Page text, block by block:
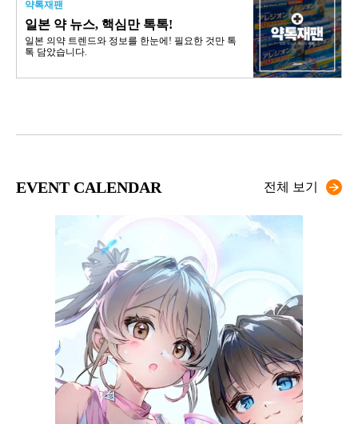
약톡재팬
일본 약 뉴스, 핵심만 톡톡!
일본 의약 트렌드와 정보를 한눈에! 필요한 것만 톡
톡 담았습니다.
EVENT CALENDAR 전체 보기